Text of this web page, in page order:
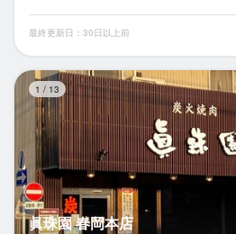
最終更新日：30日以上前
1 / 13
眞珠園 春岡本店